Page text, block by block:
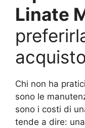
Linate
acquisto
Chi non ha
sono le
sono i costi di
tende a dire: